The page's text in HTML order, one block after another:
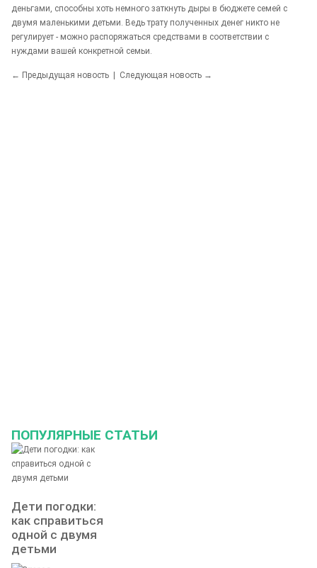
деньгами, способны хоть немного заткнуть дыры в бюджете семей с
двумя маленькими детьми. Ведь трату полученных денег никто не
регулирует - можно распоряжаться средствами в соответствии с
нуждами вашей конкретной семьи.
← Предыдущая новость | Следующая новость →
ПОПУЛЯРНЫЕ СТАТЬИ
Дети погодки:
как справиться
одной с двумя
детьми